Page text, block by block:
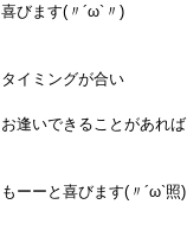
喜びます(〃´ω`〃)
タイミングが合い
お逢いできることがあれば
もーーと喜びます(〃´ω`照)